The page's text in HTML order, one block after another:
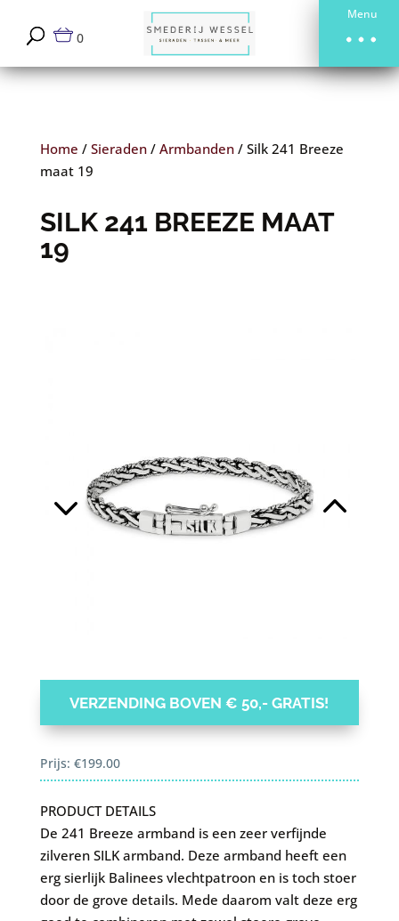
Menu
0
Home / Sieraden/ Armbanden/ Silk 241 Breeze
maat 19
SILK 241 BREEZE MAAT
19
VERZENDING BOVEN € 50,- GRATIS!
Prijs: €199.00
PRODUCT DETAILS
De 241 Breeze armband is een zeer verfijnde
zilveren SILK armband. Deze armband heeft een
erg sierlijk Balinees vlechtpatroon en is toch stoer
door de grove details. Mede daarom valt deze erg